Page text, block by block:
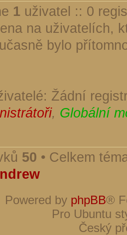
1 uživatel :: 0
na uživatelích,
bylo
Žádní
, Globální
50 • Celkem
Powered by phpBB®
Pro Ubuntu
Český